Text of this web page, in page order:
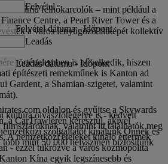
számú felhőkarcolók – mint például a
Centre, a Pearl River Tower és a
a város lenyűgöző látképét kollektív
történelemben is bővelkedik, hiszen
építészeti remekműnek is Kanton ad
Gardent, a Shamian-szigetet, valamint
kultúra olvasztótégelye is - kedvelt
valamint itt találhatók meg
A nemzetközi ételeket kínáló éttermek
- ezzel tükrözve a város kozmopolita
Kína egyik legszínesebb és
Felvétel
Felvétel dátuma - Időpont
Leadás
Leadás dátuma - Időpont
oldalon és gyűjtse a Skywards
a CarTrawleren keresztül, akivel
szolgáltatót kínálunk Önnek és
több mint 50 000 helyszínen biztosítunk